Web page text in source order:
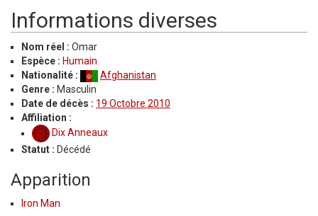
Informations diverses
Nom réel : Omar
Espèce : Humain
Nationalité :
Afghanistan
Genre : Masculin
Date de décès : 19 Octobre 2010
Affiliation :
Dix Anneaux
Statut : Décédé
Apparition
Iron Man